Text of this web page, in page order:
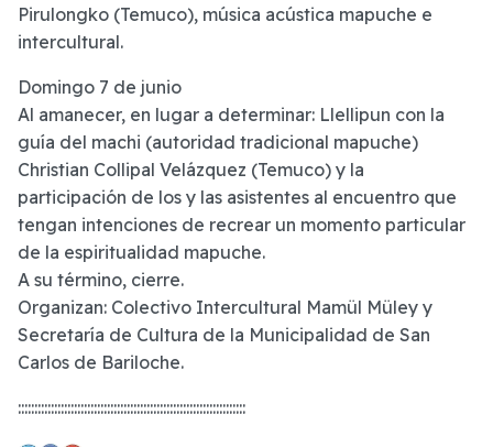
Pirulongko (Temuco), música acústica mapuche e
intercultural.
Domingo 7 de junio
Al amanecer, en lugar a determinar: Llellipun con la
guía del machi (autoridad tradicional mapuche)
Christian Collipal Velázquez (Temuco) y la
participación de los y las asistentes al encuentro que
tengan intenciones de recrear un momento particular
de la espiritualidad mapuche.
A su término, cierre.
Organizan: Colectivo Intercultural Mamül Müley y
Secretaría de Cultura de la Municipalidad de San
Carlos de Bariloche.
:::::::::::::::::::::::::::::::::::::::::::::::::::::::::::::::::::::